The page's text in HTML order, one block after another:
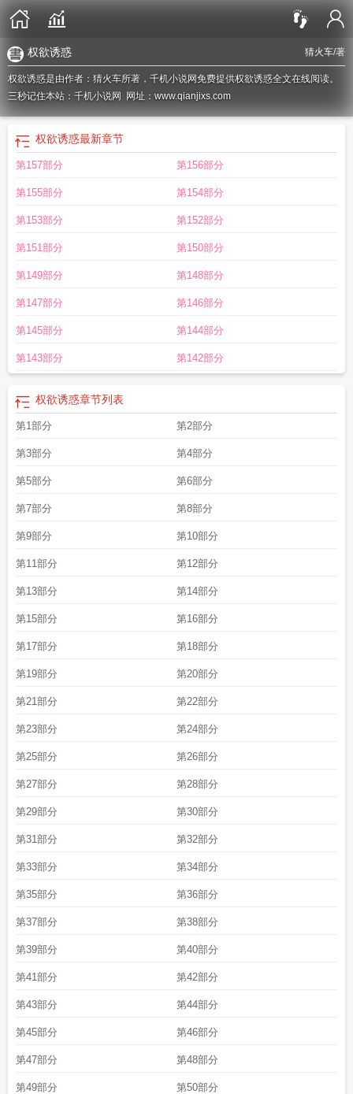
猜火车/著
权欲诱惑
权欲诱惑是由作者：猜火车所著，千机小说网免费提供权欲诱惑全文在线阅读。
三秒记住本站：千机小说网 网址：www.qianjixs.com
权欲诱惑最新章节
第157部分 第156部分
第155部分 第154部分
第153部分 第152部分
第151部分 第150部分
第149部分 第148部分
第147部分 第146部分
第145部分 第144部分
第143部分 第142部分
权欲诱惑章节列表
第1部分 第2部分
第3部分 第4部分
第5部分 第6部分
第7部分 第8部分
第9部分 第10部分
第11部分 第12部分
第13部分 第14部分
第15部分 第16部分
第17部分 第18部分
第19部分 第20部分
第21部分 第22部分
第23部分 第24部分
第25部分 第26部分
第27部分 第28部分
第29部分 第30部分
第31部分 第32部分
第33部分 第34部分
第35部分 第36部分
第37部分 第38部分
第39部分 第40部分
第41部分 第42部分
第43部分 第44部分
第45部分 第46部分
第47部分 第48部分
第49部分 第50部分